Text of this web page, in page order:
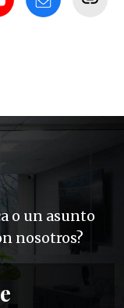
o un asunto
nosotros?